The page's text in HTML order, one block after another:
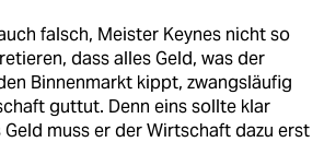
falsch, Meister Keynes nicht so
dass alles Geld, was der
Binnenmarkt kippt, zwangsläufig
guttut. Denn eins sollte klar
Geld muss er der Wirtschaft dazu erst